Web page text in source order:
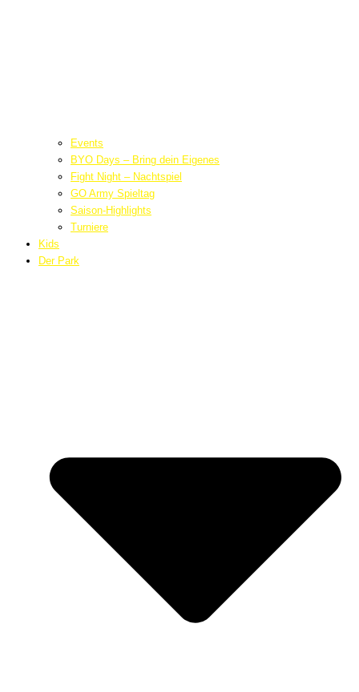
Events
BYO Days – Bring dein Eigenes
Fight Night – Nachtspiel
GO Army Spieltag
Saison-Highlights
Turniere
Kids
Der Park